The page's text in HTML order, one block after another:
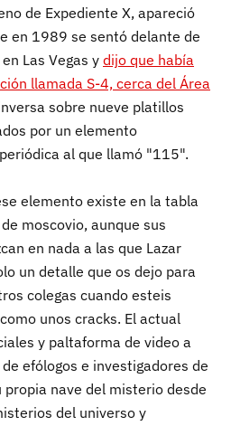
de Expediente X, apareció
en 1989 se sentó delante de
Las Vegas y dijo que había
llamada S-4, cerca del Área
sobre nueve platillos
por un elemento
al que llamó "115".
elemento existe en la tabla
moscovio, aunque sus
en nada a las que Lazar
un detalle que os dejo para
colegas cuando esteis
unos cracks. El actual
y paltaforma de video a
efólogos e investigadores de
nave del misterio desde
del universo y